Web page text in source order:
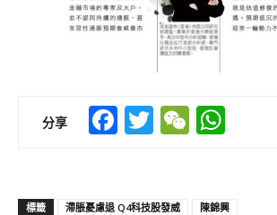
分享 Facebook
TwitterWeChat
標籤 滯脹憂慮退 Q4科技股發威 陳錦興